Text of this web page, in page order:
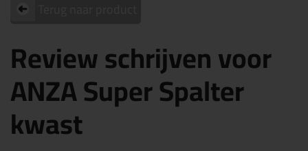
Review schrijven voor
ANZA Super Spalter
kwast